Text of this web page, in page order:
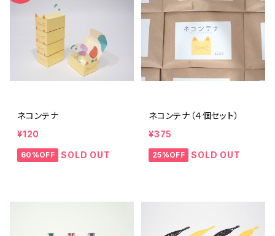
ネコンテナ
¥120
60%OFF SOLD OUT
ネコンテナ（４個セット）
¥375
25%OFF SOLD OUT